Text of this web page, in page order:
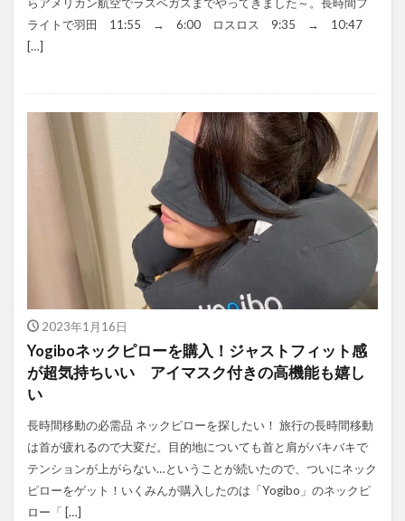
ライトで羽田 11:55 → 6:00 ロスロス 9:35 → 10:47
[…]
2023年1月16日
Yogiboネックピローを購入！ジャストフィット感
が超気持ちいい アイマスク付きの高機能も嬉し
い
長時間移動の必需品 ネックピローを探したい！ 旅行の長時間移動
は首が疲れるので大変だ。目的地についても首と肩がバキバキで
テンションが上がらない…ということが続いたので、ついにネック
ピローをゲット！いくみんが購入したのは「Yogibo」のネックピ
ロー「 […]